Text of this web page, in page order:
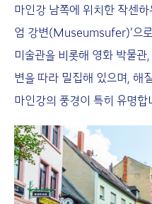
마인강 남쪽에 위치한 작센
엄 강변(Museumsufer)’으
미술관을 비롯해 영화 박물
변을 따라 밀집해 있으며, 해
마인강의 풍경이 특히 유명합